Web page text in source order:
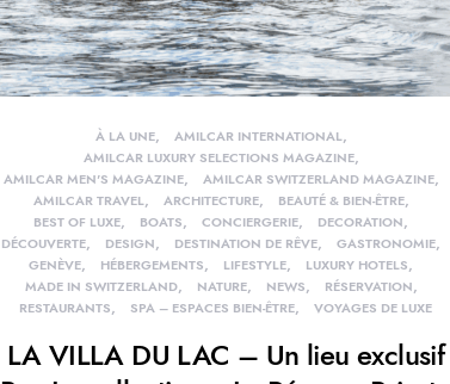
À LA UNE
AMILCAR INTERNATIONAL
AMILCAR LUXURY SELECTIONS MAGAZINE
AMILCAR MEN'S MAGAZINE
AMILCAR SWITZERLAND MAGAZINE
AMILCAR TRAVEL
ARCHITECTURE
BEAUTÉ & BIEN-ÊTRE
BEST OF LUXE
BOATS CONCIERGERIE
DECORATION
DÉCOUVERTE
DESIGN DESTINATION DE RÊVE
GASTRONOMIE
GENÈVE
HÉBERGEMENTS LIFESTYLE
LUXURY HOTELS
MADE IN SWITZERLAND
NATURE NEWS
RÉSERVATION
RESTAURANTS
SPA – ESPACES BIEN-ÊTRE VOYAGES DE LUXE
LA VILLA DU LAC – Un lieu exclusif